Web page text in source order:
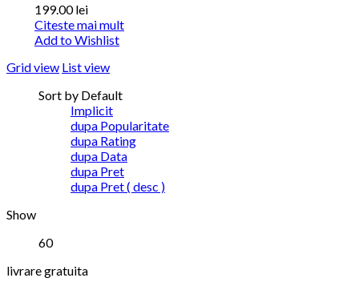
199.00lei
Citeste mai mult
Add to Wishlist
Grid view List view
Sort by Default
Implicit
dupa Popularitate
dupa Rating
dupa Data
dupa Pret
dupa Pret ( desc )
Show
60
livrare gratuita